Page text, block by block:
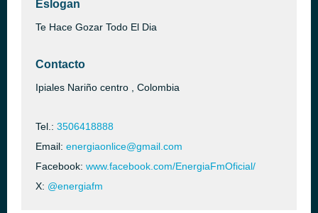
Eslogan
Te Hace Gozar Todo El Dia
Contacto
Ipiales Nariño centro , Colombia
Tel.: 3506418888
Email: energiaonlice@gmail.com
Facebook: www.facebook.com/EnergiaFmOficial/
X: @energiafm